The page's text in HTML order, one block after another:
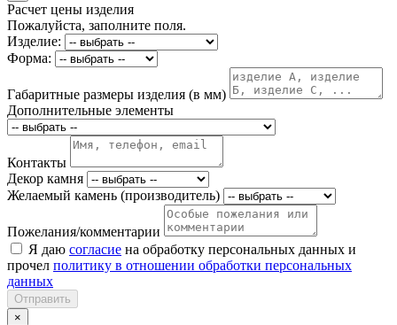
Расчет цены изделия
Пожалуйста, заполните поля.
Изделие:
Форма:
Габаритные размеры изделия (в мм)
Дополнительные элементы
Контакты
Декор камня
Желаемый камень (производитель)
Пожелания/комментарии
Я даю согласие на обработку персональных данных и
прочел политику в отношении обработки персональных
данных
Отправить
×